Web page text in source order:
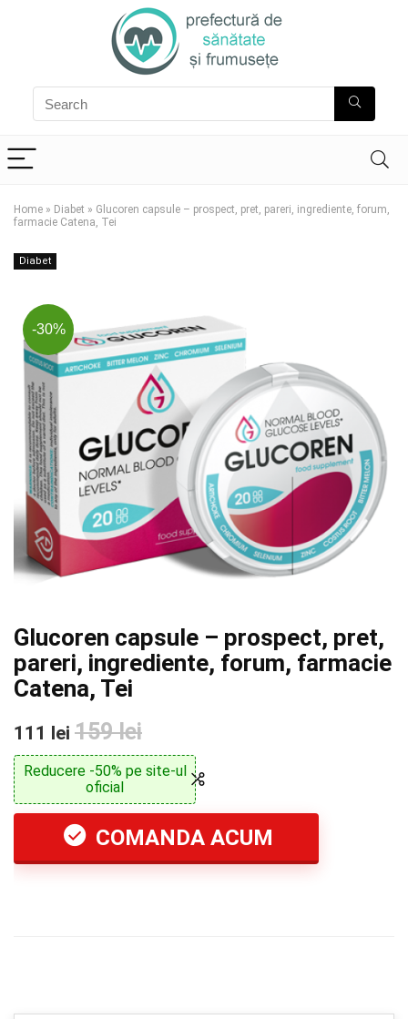
Home » Diabet » Glucoren capsule – prospect, pret, pareri, ingrediente, forum,
farmacie Catena, Tei
Diabet
-30%
Glucoren capsule – prospect, pret,
pareri, ingrediente, forum, farmacie
Catena, Tei
111 lei 159 lei
Reducere -50% pe site-ul
oficial
COMANDA ACUM